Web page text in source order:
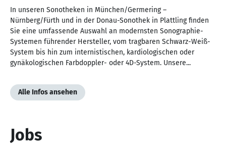
In unseren Sonotheken in München/Germering –
Nürnberg/Fürth und in der Donau-Sonothek in Plattling finden
Sie eine umfassende Auswahl an modernsten Sonographie-
Systemen führender Hersteller, vom tragbaren Schwarz-Weiß-
System bis hin zum internistischen, kardiologischen oder
gynäkologischen Farbdoppler- oder 4D-System. Unsere...
Alle Infos ansehen
Jobs